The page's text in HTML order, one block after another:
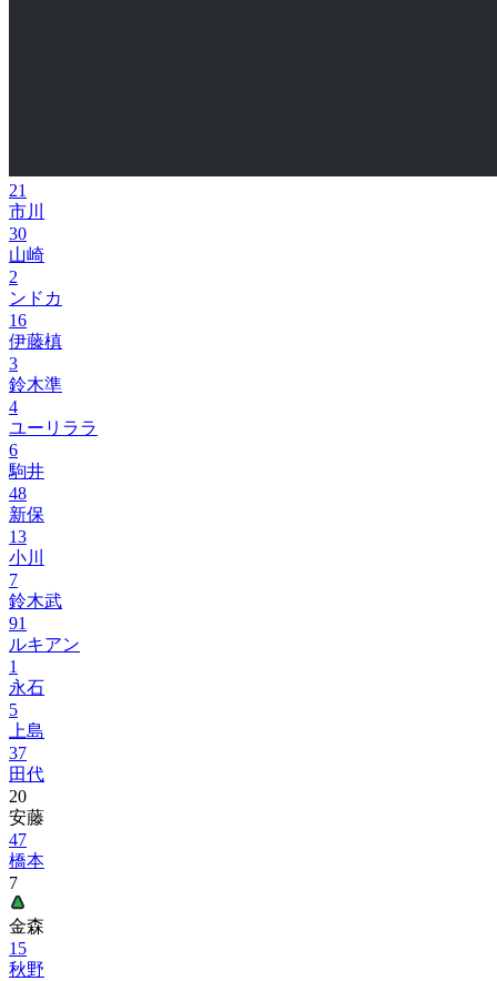
21
市川
30
山崎
2
ンドカ
16
伊藤槙
3
鈴木準
4
ユーリララ
6
駒井
48
新保
13
小川
7
鈴木武
91
ルキアン
1
永石
5
上島
37
田代
20
安藤
47
橋本
7
金森
15
秋野